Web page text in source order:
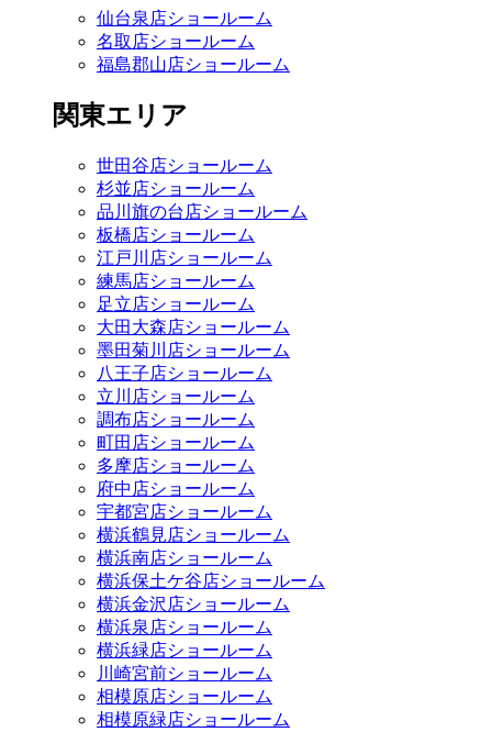
仙台泉店ショールーム
名取店ショールーム
福島郡山店ショールーム
関東エリア
世田谷店ショールーム
杉並店ショールーム
品川旗の台店ショールーム
板橋店ショールーム
江戸川店ショールーム
練馬店ショールーム
足立店ショールーム
大田大森店ショールーム
墨田菊川店ショールーム
八王子店ショールーム
立川店ショールーム
調布店ショールーム
町田店ショールーム
多摩店ショールーム
府中店ショールーム
宇都宮店ショールーム
横浜鶴見店ショールーム
横浜南店ショールーム
横浜保土ケ谷店ショールーム
横浜金沢店ショールーム
横浜泉店ショールーム
横浜緑店ショールーム
川崎宮前ショールーム
相模原店ショールーム
相模原緑店ショールーム